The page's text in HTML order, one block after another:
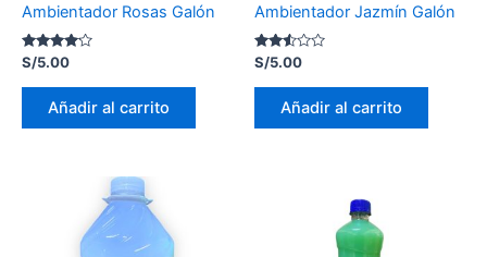
Ambientador Rosas Galón
Valorado
con
4.00
S/5.00
Añadir al carrito
Ambientador Jazmín Galón
Valorado
con
2.46
S/5.00
Añadir al carrito